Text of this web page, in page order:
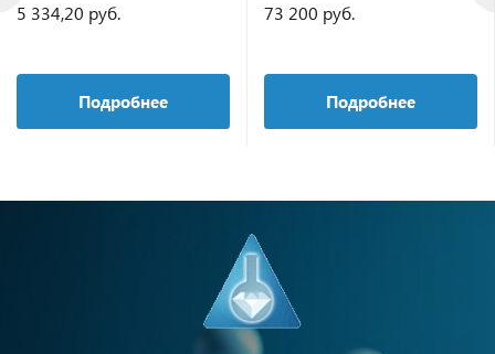
5 334,20 руб.
Подробнее
73 200 руб.
Подробнее